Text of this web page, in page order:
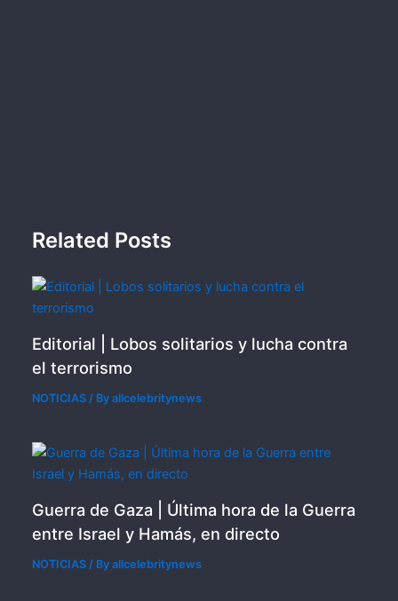
Related Posts
Editorial | Lobos solitarios y lucha contra
el terrorismo
NOTICIAS / Byallcelebritynews
Guerra de Gaza | Última hora de la Guerra
entre Israel y Hamás, en directo
NOTICIAS / Byallcelebritynews